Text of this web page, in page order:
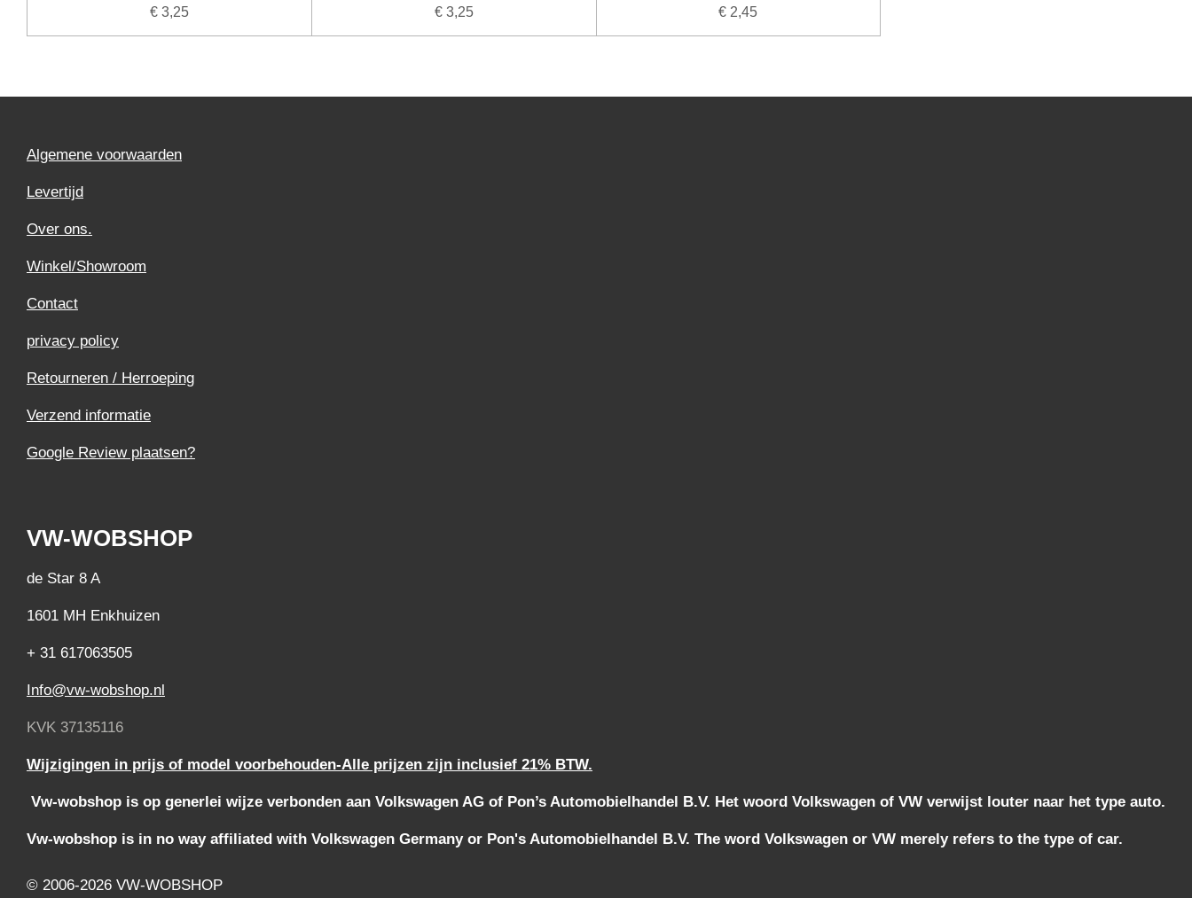
€ 3,25 € 3,25 € 2,45
Algemene voorwaarden
Levertijd
Over ons.
Winkel/Showroom
Contact
privacy policy
Retourneren / Herroeping
Verzend informatie
Google Review plaatsen?
VW-WOBSHOP
de Star 8 A
1601 MH Enkhuizen
+ 31 617063505
Info@vw-wobshop.nl
KVK 37135116
Wijzigingen in prijs of model voorbehouden-Alle prijzen zijn inclusief 21% BTW.
Vw-wobshop is op generlei wijze verbonden aan Volkswagen AG of Pon’s Automobielhandel B.V. Het woord Volkswagen of VW verwijst louter naar het type auto.
Vw-wobshop is in no way affiliated with Volkswagen Germany or Pon's Automobielhandel B.V. The word Volkswagen or VW merely refers to the type of car.
© 2006-2026 VW-WOBSHOP